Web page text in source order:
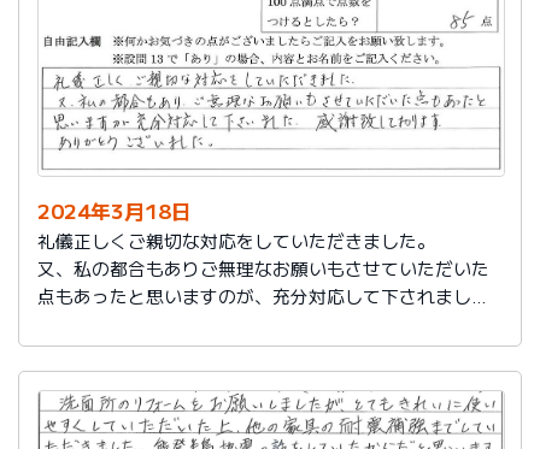
2024年3月18日
礼儀正しくご親切な対応をしていただきました。
又、私の都合もありご無理なお願いもさせていただいた
点もあったと思いますのが、充分対応して下されまし
ありがとうございました。